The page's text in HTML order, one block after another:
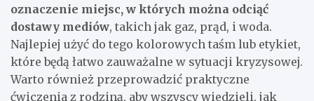
oznaczenie miejsc, w których można odciąć
dostawy mediów, takich jak gaz, prąd, i woda.
Najlepiej użyć do tego kolorowych taśm lub etykiet,
które będą łatwo zauważalne w sytuacji kryzysowej.
Warto również przeprowadzić praktyczne
ćwiczenia z rodziną, aby wszyscy wiedzieli, jak